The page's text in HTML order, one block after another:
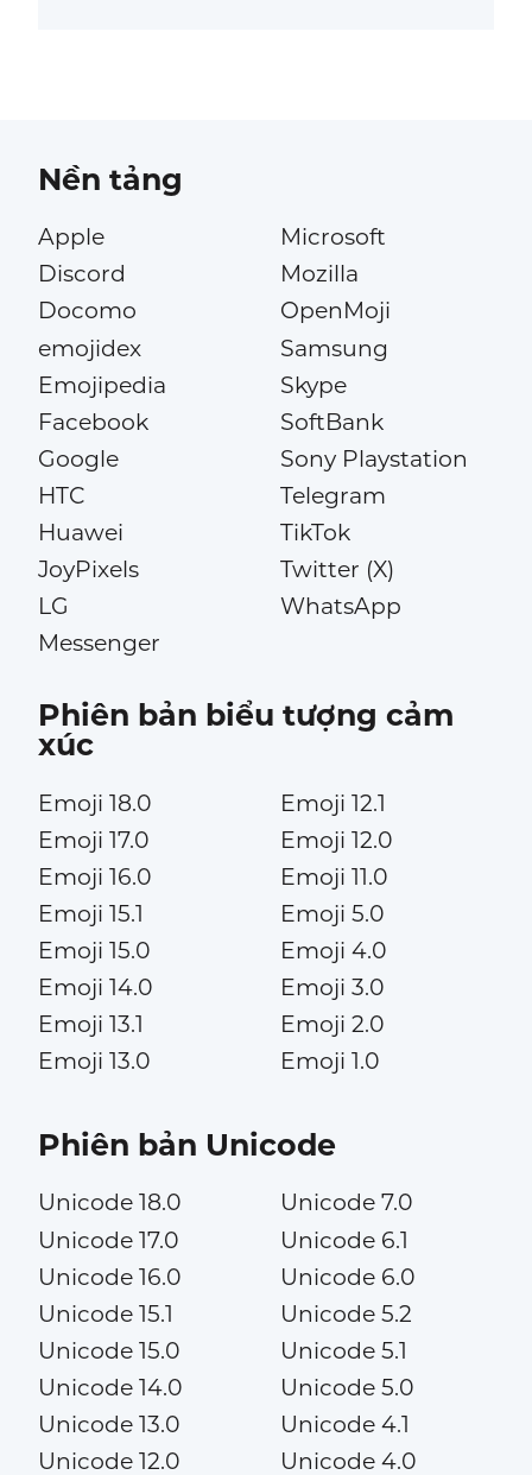
Nền tảng
Apple
Discord
Docomo
emojidex
Emojipedia
Facebook
Google
HTC
Huawei
JoyPixels
LG
Messenger
Microsoft
Mozilla
OpenMoji
Samsung
Skype
SoftBank
Sony Playstation
Telegram
TikTok
Twitter (X)
WhatsApp
Phiên bản biểu tượng cảm
xúc
Emoji 18.0
Emoji 17.0
Emoji 16.0
Emoji 15.1
Emoji 15.0
Emoji 14.0
Emoji 13.1
Emoji 13.0
Emoji 12.1
Emoji 12.0
Emoji 11.0
Emoji 5.0
Emoji 4.0
Emoji 3.0
Emoji 2.0
Emoji 1.0
Phiên bản Unicode
Unicode 18.0
Unicode 17.0
Unicode 16.0
Unicode 15.1
Unicode 15.0
Unicode 14.0
Unicode 13.0
Unicode 12.0
Unicode 7.0
Unicode 6.1
Unicode 6.0
Unicode 5.2
Unicode 5.1
Unicode 5.0
Unicode 4.1
Unicode 4.0